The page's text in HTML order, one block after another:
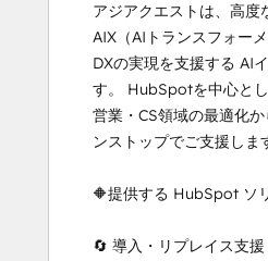
アジアクエストは、高度
AIX（AIトランスフォー
DXの実現を支援する AI
す。 HubSpotを中心と
営業・CS領域の最適化
ンストップでご支援しま
🔶提供する HubSpot ソ
🔄 導入・リプレイス支援